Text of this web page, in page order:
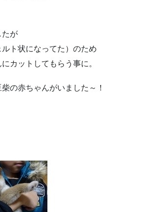
たが
ト状になってた）のため
カットしてもらう事に。
の赤ちゃんがいました～！